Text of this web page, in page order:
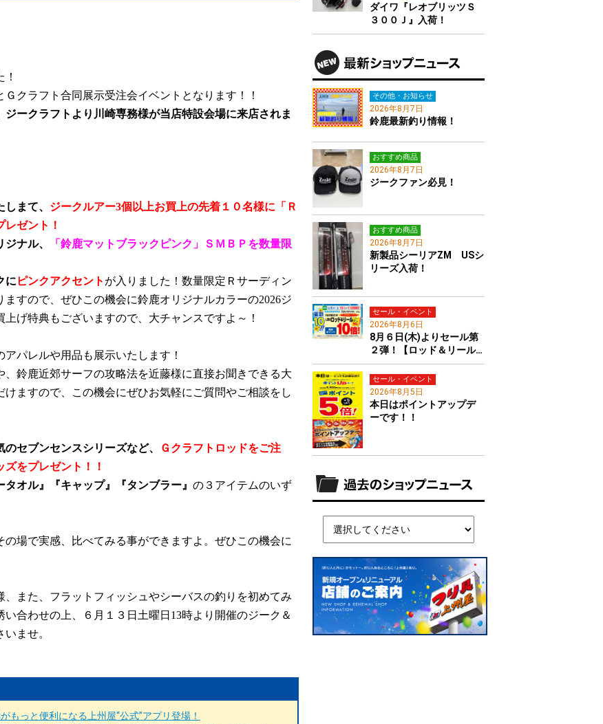
Ｇクラフト合同展示受注会イベントとなります ！！
ークラフトより川崎専務様が当店特設会場に来店されま
まて、 ジークルアー3個以上お買上の先着１０名様に「Ｒ
レゼント！
ナル、
「鈴鹿マットブラックピンク」ＳＭＢＰを数量限
に ピンクアクセント が入りました！数量限定Ｒサーディン
ますので、ぜひこの機会に鈴鹿オリジナルカラーの2026ジ
上げ特典もございますので、大チャンスですよ～！
パレルや用品も展示いたします！
鈴鹿近郊サーフの攻略法を近藤様に直接お聞きできる大
けますので、この機会にぜひお気軽にご質問やご相談をし
セブンセンスシリーズなど、
Ｇクラフトロッドをご注
をプレゼント！！
タオル』『キャップ』『タンブラー』 の３アイテムのいず
場で実感、比べてみる事ができますよ。 ぜひこの機会に
また、フラットフィッシュやシーバスの釣りを初めてみ
合わせの上、６月１３日土曜日 13時より開催のジーク＆
ませ。
もっと便利になる上州屋“公式”アプリ登場！
ダイワ『レオブリッツＳ
３００Ｊ』入荷！
その他・お知らせ
2026年8月7日
鈴鹿最新釣り情報！
おすすめ商品
2026年8月7日
ジークファン必見！
おすすめ商品
2026年8月7日
新製品シーリアZM USシ
リーズ入荷！
セール・イベント
2026年8月6日
8月６日(木)よりセール第
２弾！【ロッド＆リール…
セール・イベント
2026年8月5日
本日はポイントアップデ
ーです！！